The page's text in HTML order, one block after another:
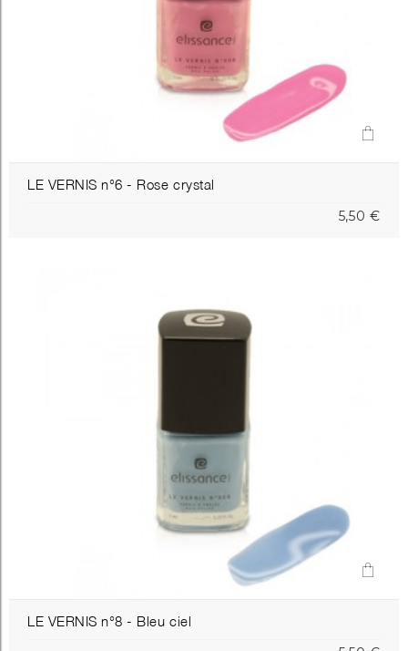
LE VERNIS n°6 - Rose crystal
5,50 €
LE VERNIS n°8 - Bleu ciel